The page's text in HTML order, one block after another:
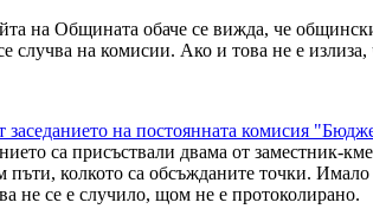
на Общината обаче се вижда, че
случва на комисии. Ако и това не е
заседанието на постоянната комисия
са присъствали двама от
колкото са обсъжданите точки.
не се е случило, щом не е протоколирано.